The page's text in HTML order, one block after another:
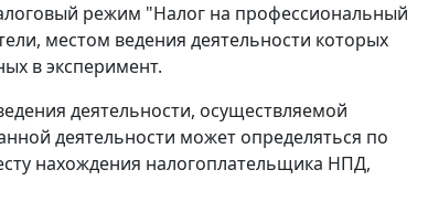
режим "Налог на профессиональный
местом ведения деятельности которых
в эксперимент.
деятельности, осуществляемой
деятельности может определяться по
нахождения налогоплательщика НПД,